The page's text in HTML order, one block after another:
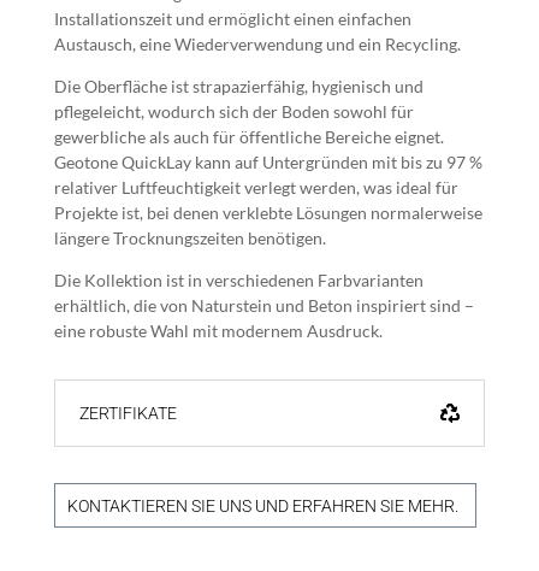
Installationszeit und ermöglicht einen einfachen
Austausch, eine Wiederverwendung und ein Recycling.
Die Oberfläche ist strapazierfähig, hygienisch und
pflegeleicht, wodurch sich der Boden sowohl für
gewerbliche als auch für öffentliche Bereiche eignet.
Geotone QuickLay kann auf Untergründen mit bis zu 97 %
relativer Luftfeuchtigkeit verlegt werden, was ideal für
Projekte ist, bei denen verklebte Lösungen normalerweise
längere Trocknungszeiten benötigen.
Die Kollektion ist in verschiedenen Farbvarianten
erhältlich, die von Naturstein und Beton inspiriert sind –
eine robuste Wahl mit modernem Ausdruck.
ZERTIFIKATE
KONTAKTIEREN SIE UNS UND ERFAHREN SIE MEHR.